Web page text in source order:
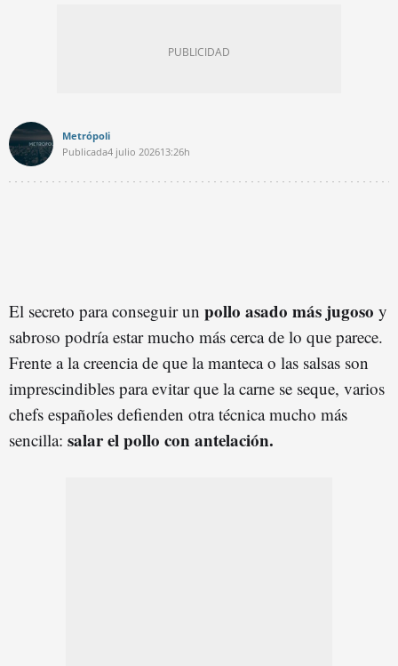
Metrópoli
Publicada4 julio 202613:26h
El secreto para conseguir un pollo asado más jugoso y
sabroso podría estar mucho más cerca de lo que parece.
Frente a la creencia de que la manteca o las salsas son
imprescindibles para evitar que la carne se seque, varios
chefs españoles defienden otra técnica mucho más
sencilla: salar el pollo con antelación.